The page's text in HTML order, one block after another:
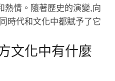
熱情。隨著歷史的演變,向
時代和文化中都賦予了它
文化中有什麼